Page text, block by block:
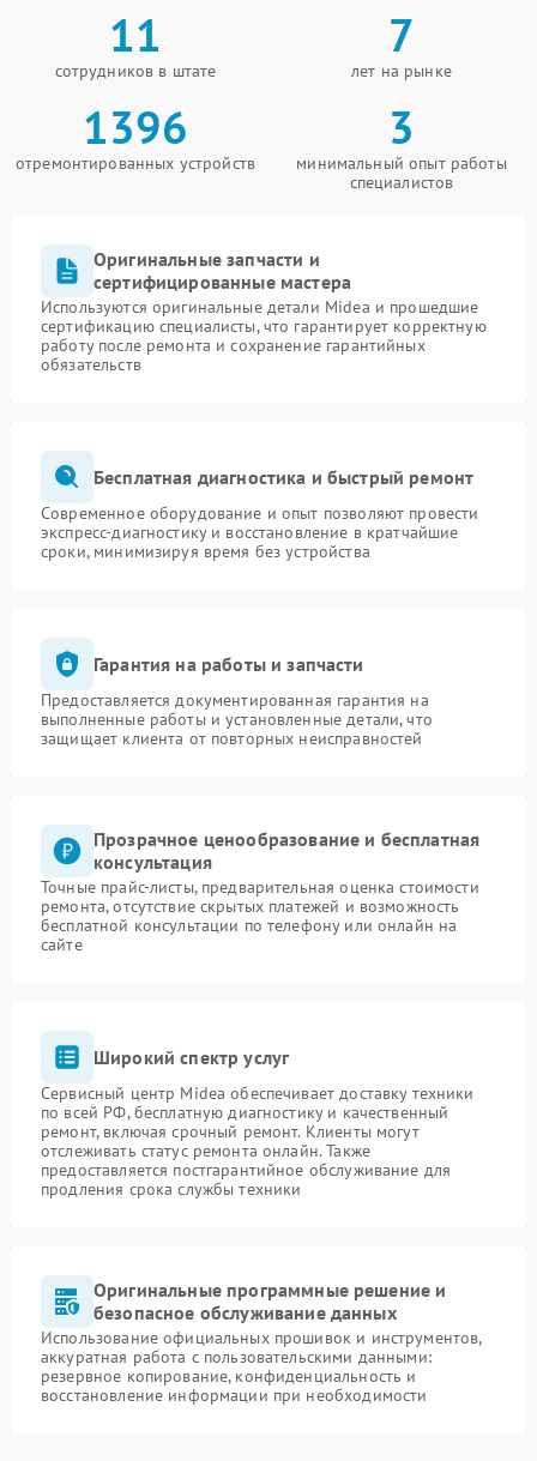
11
сотрудников в штате
7
лет на рынке
1396
отремонтированных устройств
3
минимальный опыт работы
специалистов
Оригинальные запчасти и
сертифицированные мастера
Используются оригинальные детали Midea и прошедшие
сертификацию специалисты, что гарантирует корректную
работу после ремонта и сохранение гарантийных
обязательств
Бесплатная диагностика и быстрый ремонт
Современное оборудование и опыт позволяют провести
экспресс-диагностику и восстановление в кратчайшие
сроки, минимизируя время без устройства
Гарантия на работы и запчасти
Предоставляется документированная гарантия на
выполненные работы и установленные детали, что
защищает клиента от повторных неисправностей
Прозрачное ценообразование и бесплатная
консультация
Точные прайс-листы, предварительная оценка стоимости
ремонта, отсутствие скрытых платежей и возможность
бесплатной консультации по телефону или онлайн на
сайте
Широкий спектр услуг
Сервисный центр Midea обеспечивает доставку техники
по всей РФ, бесплатную диагностику и качественный
ремонт, включая срочный ремонт. Клиенты могут
отслеживать статус ремонта онлайн. Также
предоставляется постгарантийное обслуживание для
продления срока службы техники
Оригинальные программные решение и
безопасное обслуживание данных
Использование официальных прошивок и инструментов,
аккуратная работа с пользовательскими данными:
резервное копирование, конфиденциальность и
восстановление информации при необходимости